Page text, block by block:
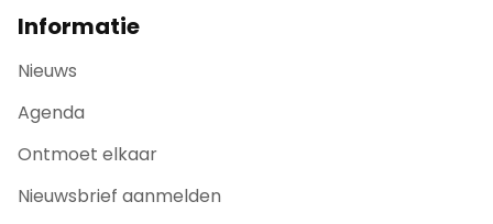
Informatie
Nieuws
Agenda
Ontmoet elkaar
Nieuwsbrief aanmelden